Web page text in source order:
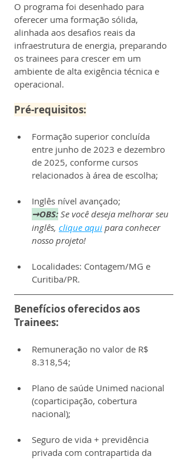
O programa foi desenhado para
oferecer uma formação sólida,
alinhada aos desafios reais da
infraestrutura de energia, preparando
os trainees para crescer em um
ambiente de alta exigência técnica e
operacional.
Pré-requisitos:
Formação superior concluída
entre junho de 2023 e dezembro
de 2025, conforme cursos
relacionados à área de escolha;
Inglês nível avançado;
➞OBS: Se você deseja melhorar seu
inglês, clique aqui para conhecer
nosso projeto!
Localidades: Contagem/MG e
Curitiba/PR.
Benefícios oferecidos aos
Trainees:
Remuneração no valor de R$
8.318,54;
Plano de saúde Unimed nacional
(coparticipação, cobertura
nacional);
Seguro de vida + previdência
privada com contrapartida da